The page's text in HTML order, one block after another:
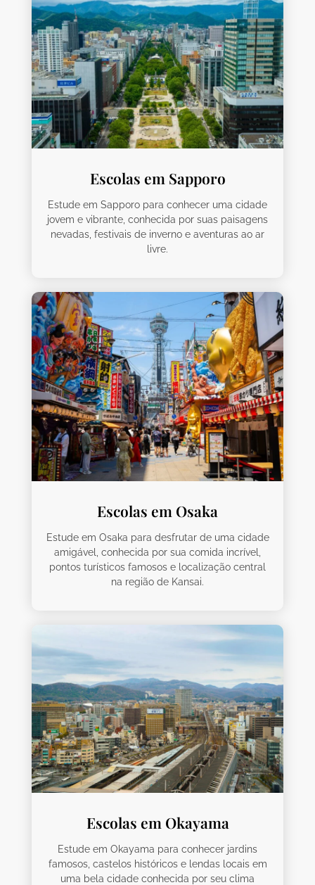
Escolas em Sapporo
Estude em Sapporo para conhecer uma cidade
jovem e vibrante, conhecida por suas paisagens
nevadas, festivais de inverno e aventuras ao ar
livre.
Escolas em Osaka
Estude em Osaka para desfrutar de uma cidade
amigável, conhecida por sua comida incrível,
pontos turísticos famosos e localização central
na região de Kansai.
Escolas em Okayama
Estude em Okayama para conhecer jardins
famosos, castelos históricos e lendas locais em
uma bela cidade conhecida por seu clima